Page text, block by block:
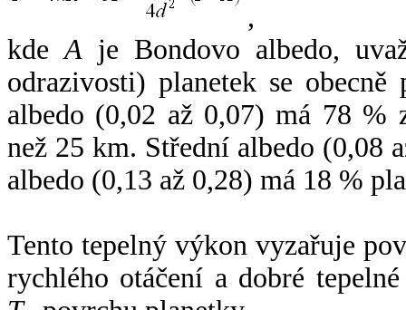
,
kdeA je Bondovo albedo,
odrazivosti) planetek se
albedo (0,02 až 0,07) má 78 %
než 25 km. Střední albedo (0,08
albedo (0,13 až 0,28) má 18 %
Tento tepelný výkon vyzařuje
rychlého otáčení a dobré